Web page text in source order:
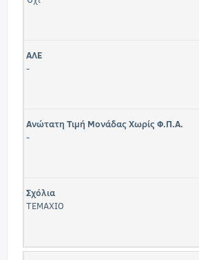
ΑΛΕ
-
Ανώτατη Τιμή Μονάδας Χωρίς Φ.Π.Α.
-
Σχόλια
TEMAXIO